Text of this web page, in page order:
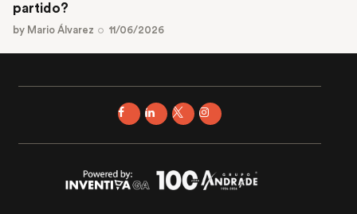
partido?
by Mario Álvarez 11/06/2026